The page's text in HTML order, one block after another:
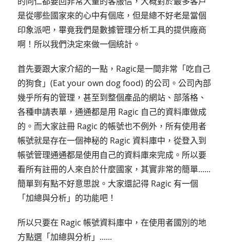
是從哪些國家來的心中有個底，但是總不好老是當個
印象派吧，畢竟我們是數據管理分析工具的提供廠商
啊！所以我們決定來做一個統計。
首先要跟大家介紹的一點，Ragic是一間非常「吃自己
的狗食」(Eat your own dog food) 的公司。公司內部
幾乎所有的管理，甚至到整個產品的網站、部落格、
各種申請表單，通通都是用 Ragic 自己的資料庫做成
的。而大家註冊 Ragic 的帳號也不例外，所有使用者
帳號就是存在一個神秘的 Ragic 資料庫中，從登入到
帳號管理通通都是使用自己的資料庫來完成。所以要
看所有註冊的人來自於什麼國家，其實非常的簡單......
簡單到有點不好意思說。大家還記得 Ragic 有一個
「加總與分析」的功能吧！
所以只要在 Ragic 帳號資料庫中，在使用者國別的地
方點選「加總與分析」......